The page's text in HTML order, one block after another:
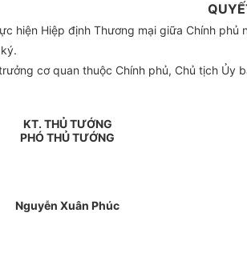
hiện Hiệp định Thương mại giữa Chính
cơ quan thuộc Chính phủ, Chủ tịch
KT. THỦ TƯỚNG
PHÓ THỦ TƯỚNG
Nguyễn Xuân Phúc